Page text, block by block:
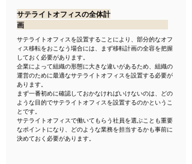
サテライトオフィスの全体計
画
サテライトオフィスを設置することにより、部分的なオフ
ィス移転をおこなう場合には、まず移転計画の全容を把握
しておく必要があります。
企業によって組織の形態に大きな違いがあるため、組織の
運営のために最適なサテライトオフィスを設置する必要が
あります。
まず一番初めに確認しておかなければいけないのは、どの
ような目的でサテライトオフィスを設置するのかというこ
とです。
サテライトオフィスで働いてもらう社員を選ぶことも重要
なポイントになり、どのような業務を担当するかも事前に
決めておく必要があります。